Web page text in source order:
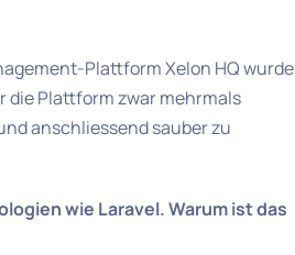
Plattform Xelon HQ wurde
die Plattform zwar mehrmals
anschliessend sauber zu
wie Laravel. Warum ist das